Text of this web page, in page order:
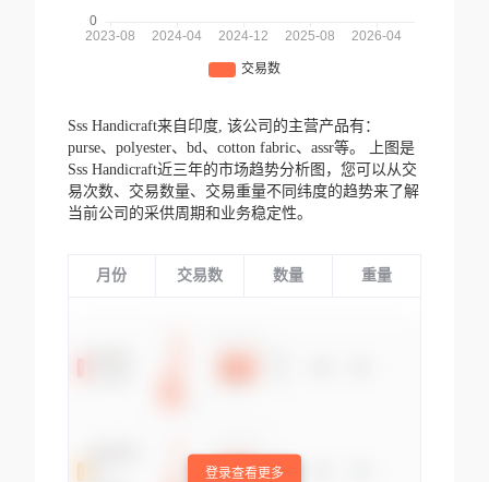
Sss Handicraft来自印度, 该公司的主营产品有：
purse、polyester、bd、cotton fabric、assr等。
上图是
Sss Handicraft近三年的市场趋势分析图，您可以从交
易次数、交易数量、交易重量不同纬度的趋势来了解
当前公司的采供周期和业务稳定性。
月份 交易数 数量 重量
登录查看更多